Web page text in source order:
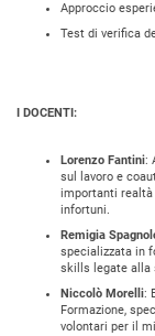
Approccio
Test di verifica
I DOCENTI:
Lorenzo Fantini:
sul lavoro e
importanti realtà
infortuni.
Remigia
specializzata in
skills legate alla
Niccolò Morelli:
Formazione,
volontari per il